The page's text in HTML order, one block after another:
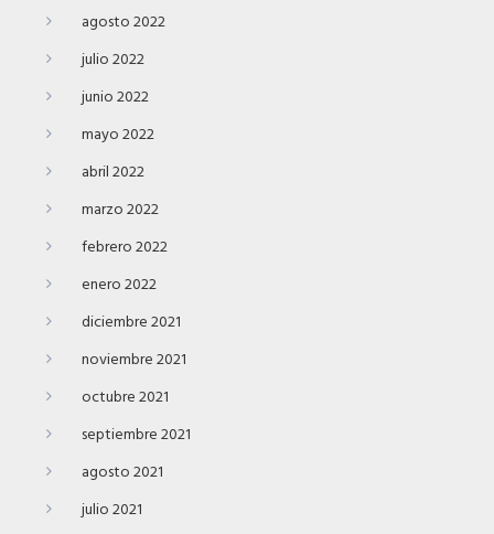
agosto 2022
julio 2022
junio 2022
mayo 2022
abril 2022
marzo 2022
febrero 2022
enero 2022
diciembre 2021
noviembre 2021
octubre 2021
septiembre 2021
agosto 2021
julio 2021